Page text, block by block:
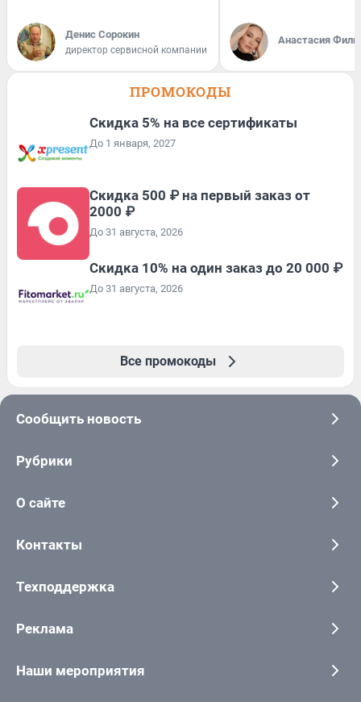
Денис Сорокин
директор сервисной компании
Анастасия
ПРОМОКОДЫ
Скидка 5% на все сертификаты
До 1 января, 2027
Скидка 500 ₽ на первый заказ от
2000 ₽
До 31 августа, 2026
Скидка 10% на один заказ до 20 000 ₽
До 31 августа, 2026
Все промокоды
Сообщить новость
Рубрики
О сайте
Контакты
Техподдержка
Реклама
Наши мероприятия